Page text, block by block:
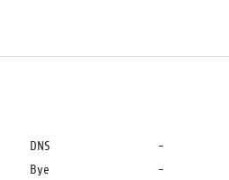
DNS
-
Bye
-